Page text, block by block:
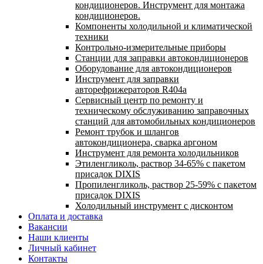
кондиционеров. Инструмент для монтажа
кондиционеров.
Компоненты холодильной и климатической
техники
Контрольно-измерительные приборы
Станции для заправки автокондиционеров
Оборудование для автокондиционеров
Инструмент для заправки
авторефрижераторов R404a
Сервисный центр по ремонту и
техническому обслуживанию заправочных
станций для автомобильных кондиционеров
Ремонт трубок и шлангов
автокондиционера, сварка аргоном
Инструмент для ремонта холодильников
Этиленгликоль, раствор 34-65% с пакетом
присадок DIXIS
Пропиленгликоль, раствор 25-59% с пакетом
присадок DIXIS
Холодильный инструмент с дисконтом
Оплата и доставка
Вакансии
Наши клиенты
Личный кабинет
Контакты